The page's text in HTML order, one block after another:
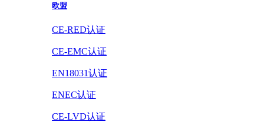
欧盟
CE-RED认证
CE-EMC认证
EN18031认证
ENEC认证
CE-LVD认证